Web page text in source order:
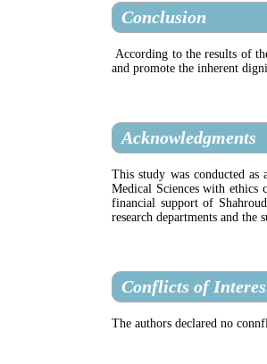
Conclusion
According to the results of
and promote the inherent
Acknowledgments
This study was conducted
Medical Sciences with
financial support of
research departments and the
Conflicts of
The authors declared no